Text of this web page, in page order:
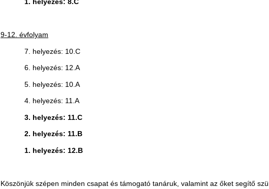
1. helyezés: 8.C
9-12. évfolyam
7. helyezés: 10.C
6. helyezés: 12.A
5. helyezés: 10.A
4. helyezés: 11.A
3. helyezés: 11.C
2. helyezés: 11.B
1. helyezés: 12.B
Köszönjük szépen minden csapat és támogató tanáruk, valamint az őket segítő